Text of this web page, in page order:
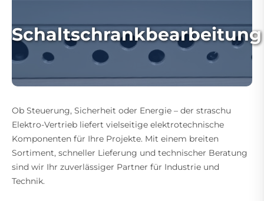
Schaltschrankbearbeitung
Ob Steuerung, Sicherheit oder Energie – der straschu
Elektro-Vertrieb liefert vielseitige elektrotechnische
Komponenten für Ihre Projekte. Mit einem breiten
Sortiment, schneller Lieferung und technischer Beratung
sind wir Ihr zuverlässiger Partner für Industrie und
Technik.